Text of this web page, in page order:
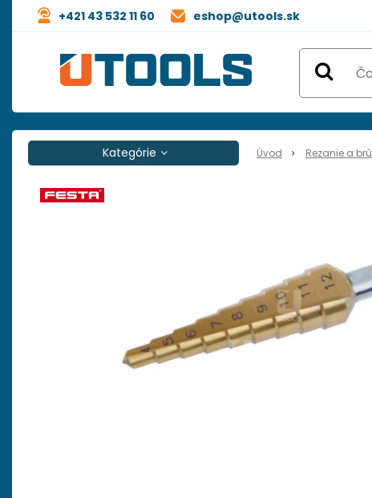
eshop@utools.sk
+421 43 532 11 60
Úvod Rezanie a
Kategórie